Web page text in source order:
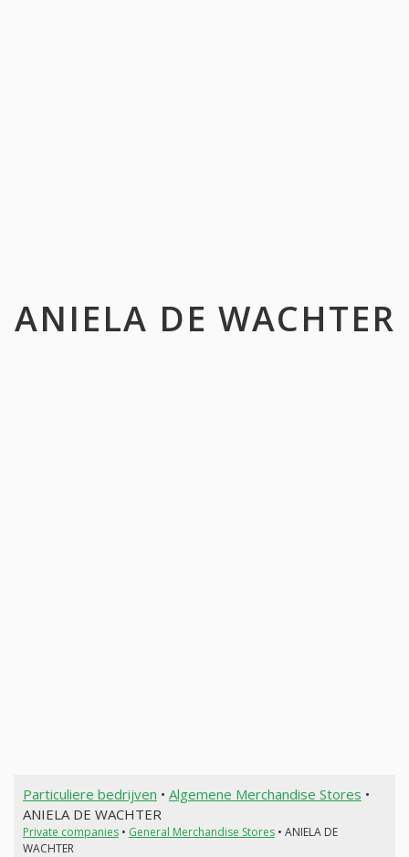
ANIELA DE WACHTER
Particuliere bedrijven • Algemene Merchandise Stores •
ANIELA DE WACHTER
Private companies• General Merchandise Stores• ANIELA DE
WACHTER